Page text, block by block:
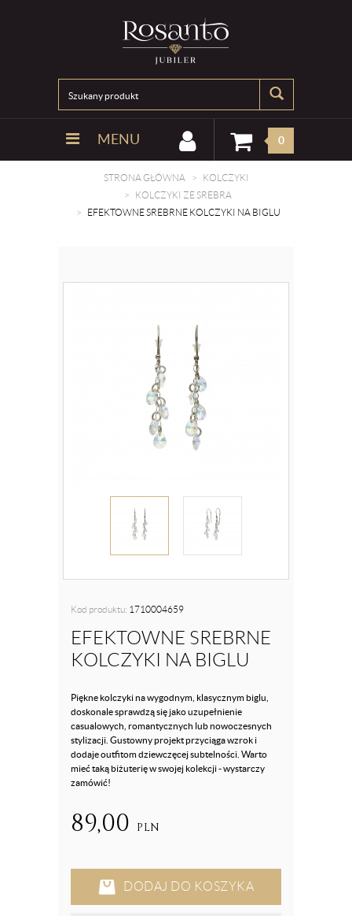
MENU 0
STRONA GŁÓWNA
KOLCZYKI
KOLCZYKI ZE SREBRA
EFEKTOWNE SREBRNE KOLCZYKI NA BIGLU
Kod produktu: 1710004659
EFEKTOWNE SREBRNE
KOLCZYKI NA BIGLU
Piękne kolczyki na wygodnym, klasycznym biglu,
doskonale sprawdzą się jako uzupełnienie
casualowych, romantycznych lub nowoczesnych
stylizacji. Gustowny projekt przyciąga wzrok i
dodaje outfitom dziewczęcej subtelności. Warto
mieć taką biżuterię w swojej kolekcji - wystarczy
zamówić!
89,00 PLN
DODAJ DO KOSZYKA